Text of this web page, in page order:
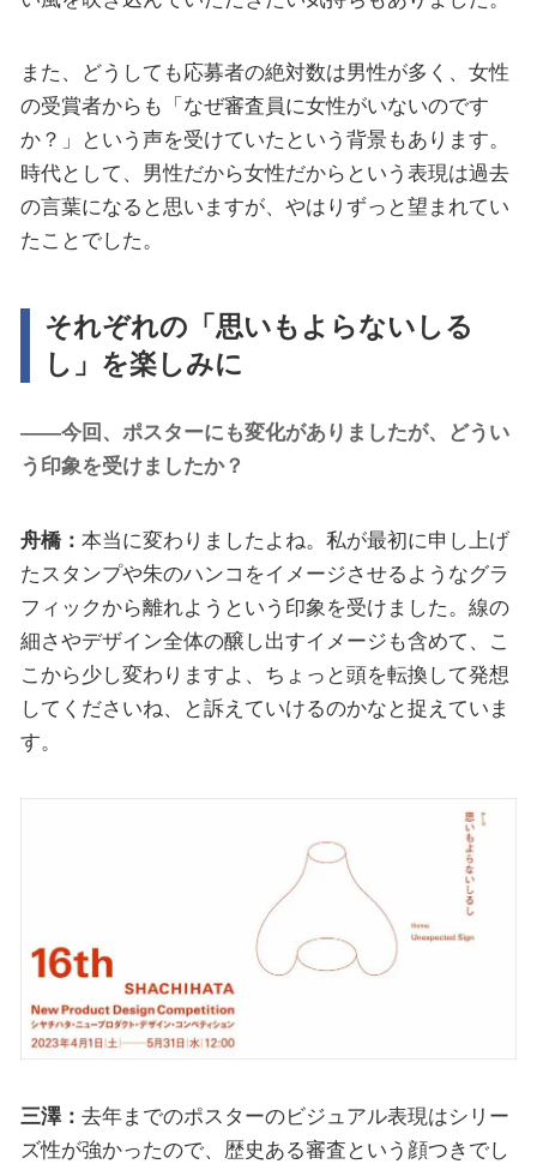
また、どうしても応募者の絶対数は男性が多く、女性
の受賞者からも「なぜ審査員に女性がいないのです
か？」という声を受けていたという背景もあります。
時代として、男性だから女性だからという表現は過去
の言葉になると思いますが、やはりずっと望まれてい
たことでした。
それぞれの「思いもよらないしる
し」を楽しみに
――今回、ポスターにも変化がありましたが、どうい
う印象を受けましたか？
舟橋： 本当に変わりましたよね。私が最初に申し上げ
たスタンプや朱のハンコをイメージさせるようなグラ
フィックから離れようという印象を受けました。線の
細さやデザイン全体の醸し出すイメージも含めて、こ
こから少し変わりますよ、ちょっと頭を転換して発想
してくださいね、と訴えていけるのかなと捉えていま
す。
三澤： 去年までのポスターのビジュアル表現はシリー
ズ性が強かったので、歴史ある審査という顔つきでし